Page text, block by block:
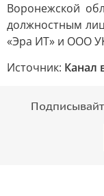
Воронежской
должностным
«Эра ИТ» и ООО
Источник: Канал